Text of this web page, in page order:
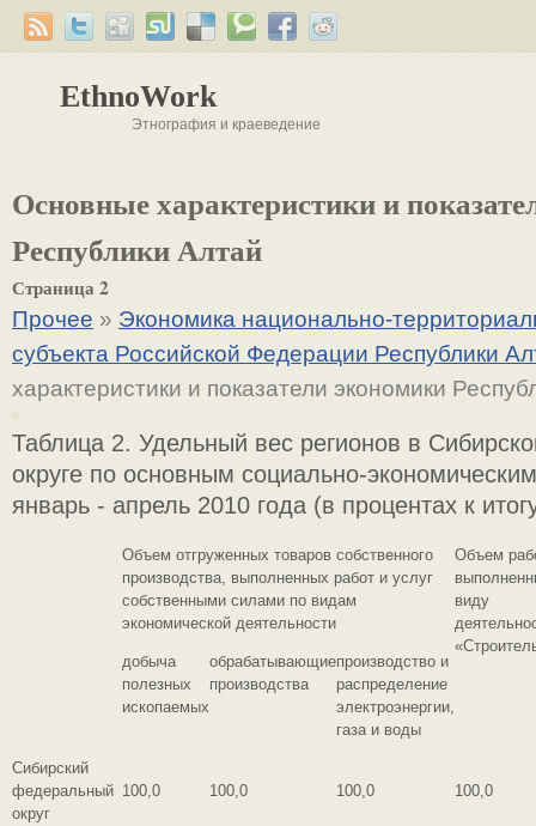
EthnoWork
Этнография и краеведение
Основные характеристики и
Республики Алтай
Страница 2
Прочее » Экономика национально-
субъекта Российской Федерации Республики
характеристики и показатели экономики
Таблица 2. Удельный вес регионов в
округе по основным социально-
январь - апрель 2010 года (в процентах к
Объем отгруженных товаров собственного
производства, выполненных работ и услуг
собственными силами по видам
экономической деятельности
Объем
виду
добыча
полезных
ископаемых
обрабатывающие
производства
производство и
распределение
электроэнергии,
газа и воды
Сибирский
федеральный
округ
100,0 100,0 100,0 100,0